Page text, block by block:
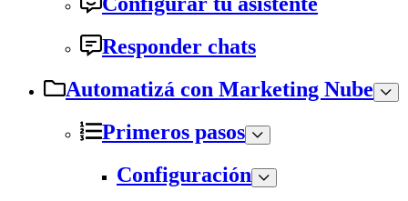
Responder chats
Automatizá con Marketing Nube
Primeros pasos
Configuración